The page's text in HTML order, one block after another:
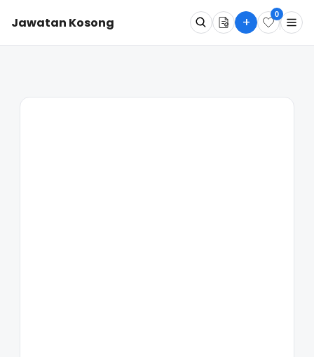
Jawatan Kosong + 0
Dimana